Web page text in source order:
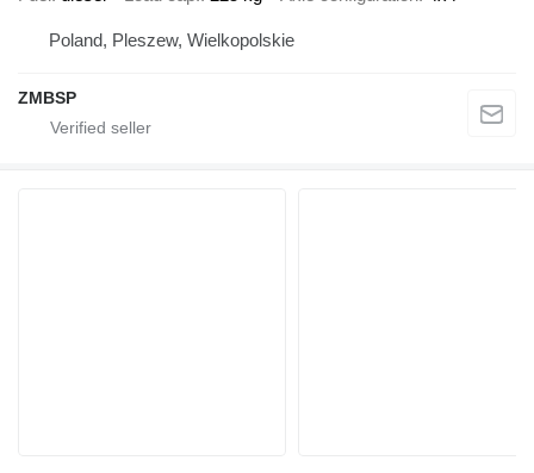
przez Inspekcję Urzędu Dozoru Technicznego.
Za nami duże grono zadowolonych klientów z całej Polski oraz
Niniejsze ogłoszenie jest wyłącznie informacją handlową i nie
Poland, Pleszew, Wielkopolskie
ZMBSP